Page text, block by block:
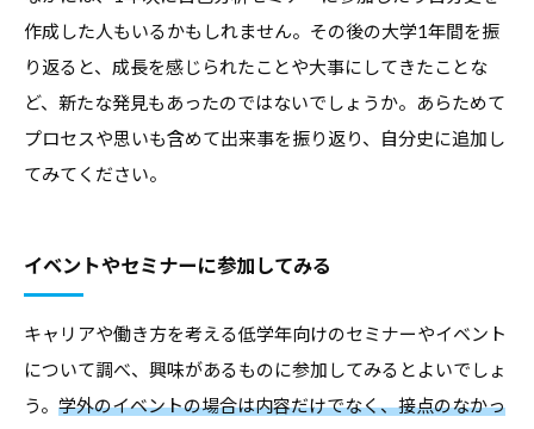
よ
り
良
ア
支
援
・
作成した人もいるかもしれません。その後の大学1年間を振
り返ると、成長を感じられたことや大事にしてきたことな
ど、新たな発見もあったのではないでしょうか。あらためて
プロセスや思いも含めて出来事を振り返り、自分史に追加し
てみてください。
イベントやセミナーに参加してみる
キャリアや働き方を考える低学年向けのセミナーやイベント
について調べ、興味があるものに参加してみるとよいでしょ
う。 学外のイベントの場合は内容だけでなく、接点のなかっ